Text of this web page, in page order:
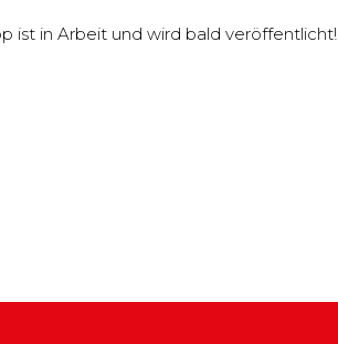
ist in Arbeit und wird bald veröffentlicht!